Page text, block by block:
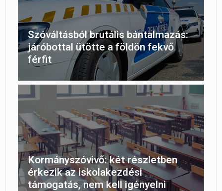
Szóváltásból brutális bántalmazás:
járóbottal ütötte a földön fekvő
férfit
Kormányszóvivő: két részletben
érkezik az iskolakezdési
támogatás, nem kell igényelni